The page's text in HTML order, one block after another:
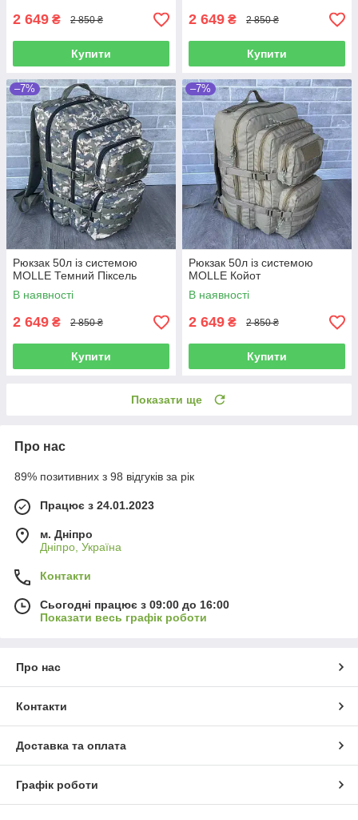
2 649 ₴ 2 850 ₴
Купити
2 649 ₴ 2 850 ₴
Купити
–7%
Рюкзак 50л із системою
MOLLE Темний Піксель
В наявності
2 649 ₴ 2 850 ₴
Купити
–7%
Рюкзак 50л із системою
MOLLE Койот
В наявності
2 649 ₴ 2 850 ₴
Купити
Показати ще
Про нас
89% позитивних з 98 відгуків за рік
Працює з 24.01.2023
м. Дніпро
Дніпро, Україна
Контакти
Сьогодні працює з 09:00 до 16:00
Показати весь графік роботи
Про нас
Контакти
Доставка та оплата
Графік роботи